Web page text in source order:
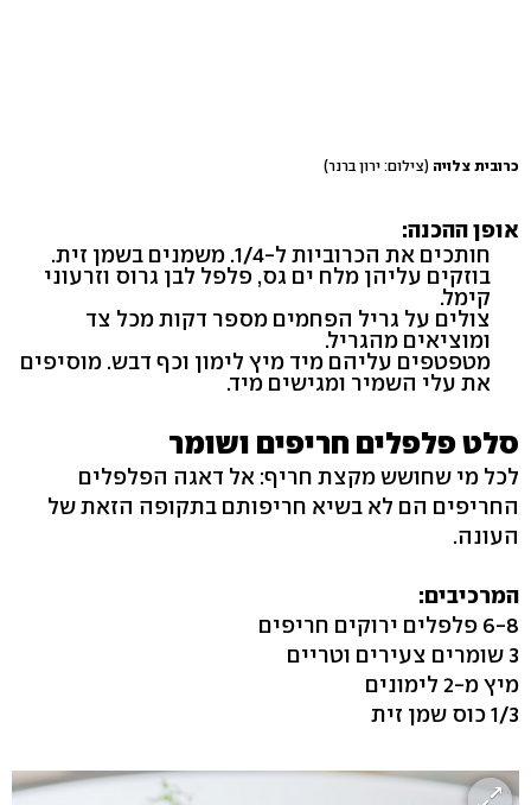
כרובית צלויה (צילום: ירון ברנר)
אופן ההכנה:
חותכים את הכרוביות ל-1/4. משמנים בשמן זית.
בוזקים עליהן מלח ים גס, פלפל לבן גרוס וזרעוני
קימל.
צולים על גריל הפחמים מספר דקות מכל צד
ומוציאים מהגריל.
מטפטפים עליהם מיד מיץ לימון וכף דבש. מוסיפים
את עלי השמיר ומגישים מיד.
סלט פלפלים חריפים ושומר
לכל מי שחושש מקצת חריף: אל דאגה הפלפלים
החריפים הם לא בשיא חריפותם בתקופה הזאת של
העונה.
המרכיבים:
6-8 פלפלים ירוקים חריפים
3 שומרים צעירים וטריים
מיץ מ-2 לימונים
1/3 כוס שמן זית